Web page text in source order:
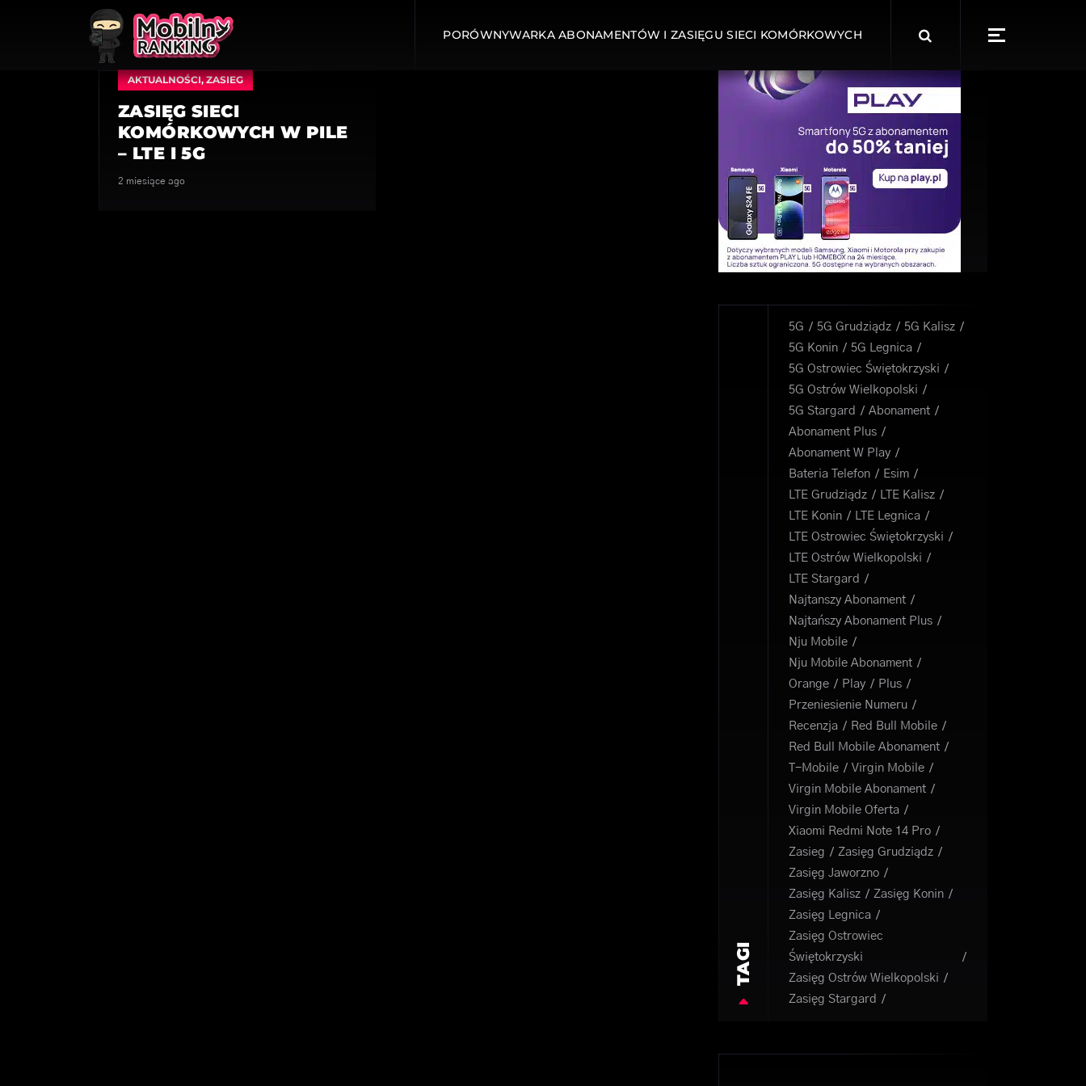
PORÓWNYWARKA ABONAMENTÓW I ZASIĘGU SIECI KOMÓRKOWYCH
for:
AKTUALNOŚCI,ZASIEG
ZASIĘG SIECI
KOMÓRKOWYCH W PILE
– LTE I 5G
2 miesiące ago
TAGI
5G 5G Grudziądz
5G Kalisz
5G Konin
5G Legnica
5G Ostrowiec Świętokrzyski
5G Ostrów Wielkopolski
5G Stargard
Abonament
Abonament Plus
Abonament W Play
Bateria Telefon
Esim
LTE Grudziądz
LTE Kalisz
LTE Konin
LTE Legnica
LTE Ostrowiec Świętokrzyski
LTE Ostrów Wielkopolski
LTE Stargard
Najtanszy Abonament
Najtańszy Abonament Plus
Nju Mobile
Nju Mobile Abonament
Orange
Play
Plus
Przeniesienie Numeru
Recenzja
Red Bull Mobile
Red Bull Mobile Abonament
T-Mobile
Virgin Mobile
Virgin Mobile Abonament
Virgin Mobile Oferta
Xiaomi Redmi Note 14 Pro
Zasieg
Zasięg Grudziądz
Zasięg Jaworzno
Zasięg Kalisz
Zasięg Konin
Zasięg Legnica
Zasięg Ostrowiec
Świętokrzyski
Zasięg Ostrów Wielkopolski
Zasięg Stargard